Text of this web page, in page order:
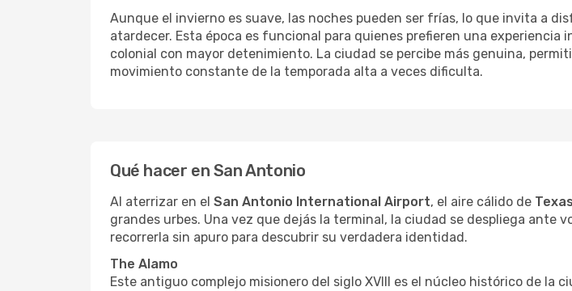
Aunque el invierno es suave, las noches pueden ser frías, lo que invita a
atardecer. Esta época es funcional para quienes prefieren una
colonial con mayor detenimiento. La ciudad se percibe más genuina,
movimiento constante de la temporada alta a veces dificulta.
Qué hacer en San Antonio
Al aterrizar en el San Antonio International Airport, el aire cálido de Texas
grandes urbes. Una vez que dejás la terminal, la ciudad se despliega ante
recorrerla sin apuro para descubrir su verdadera identidad.
The Alamo
Este antiguo complejo misionero del siglo XVIII es el núcleo histórico de la